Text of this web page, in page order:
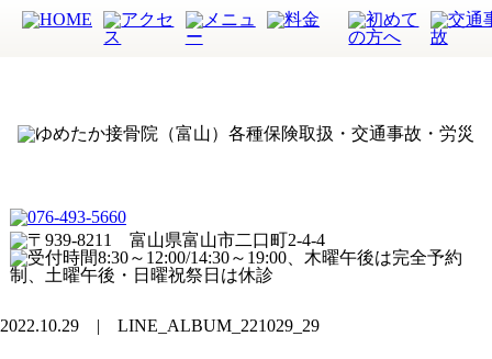
2022.10.29 | LINE_ALBUM_221029_29